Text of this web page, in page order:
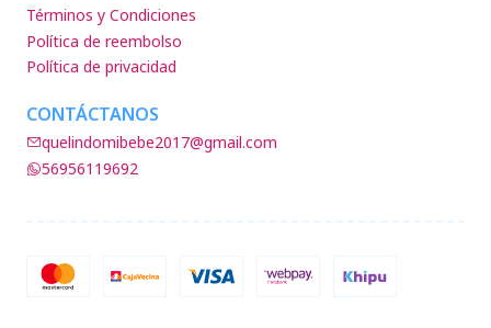
Términos y Condiciones
Política de reembolso
Política de privacidad
CONTÁCTANOS
quelindomibebe2017@gmail.com
56956119692